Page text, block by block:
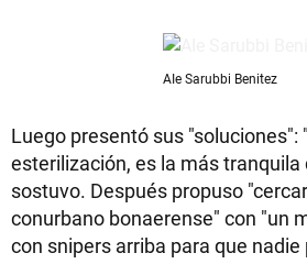
AIe Sarubbi Benitez
Luego presentó sus "soluciones":
esterilización, es la más tranquila
sostuvo. Después propuso
conurbano bonaerense" con "un
con snipers arriba para que nadie